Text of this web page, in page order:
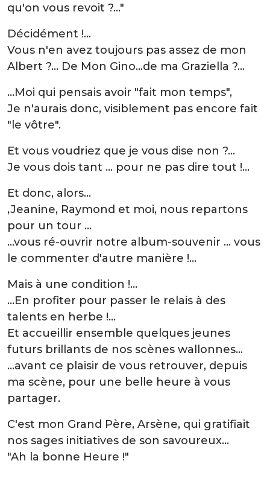
qu'on vous revoit ?..."
Décidément !...
Vous n'en avez toujours pas assez de mon
Albert ?... De Mon Gino…de ma Graziella ?...
…Moi qui pensais avoir "fait mon temps",
Je n'aurais donc, visiblement pas encore fait
"le vôtre".
Et vous voudriez que je vous dise non ?...
Je vous dois tant … pour ne pas dire tout !...
Et donc, alors…
,Jeanine, Raymond et moi, nous repartons
pour un tour ...
…vous ré-ouvrir notre album-souvenir … vous
le commenter d'autre manière !...
Mais à une condition !...
…En profiter pour passer le relais à des
talents en herbe !...
Et accueillir ensemble quelques jeunes
futurs brillants de nos scènes wallonnes...
…avant ce plaisir de vous retrouver, depuis
ma scène, pour une belle heure à vous
partager.
C'est mon Grand Père, Arsène, qui gratifiait
nos sages initiatives de son savoureux…
"Ah la bonne Heure !"